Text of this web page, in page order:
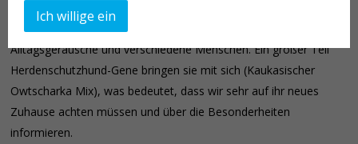
Während sie bei uns aufwachsen führen wir sie an Umweltreize,
Alltagsgeräusche und verschiedene Menschen. Ein großer Teil
Herdenschutzhund-Gene bringen sie mit sich (Kaukasischer
Owtscharka Mix), was bedeutet, dass wir sehr auf ihr neues
Zuhause achten müssen und über die Besonderheiten
informieren.
Ich willige ein